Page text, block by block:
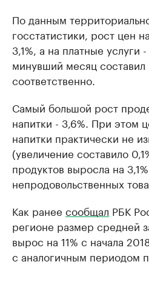
По данным
госстатистики, рост цен
3,1%, а на платные услуги
минувший месяц составил
соответственно.
Самый большой рост
напитки - 3,6%. При этом
напитки практически не
(увеличение составило
продуктов выросла на
непродовольственных
Как ранее сообщал РБК
регионе размер средней
вырос на 11% с начала
с аналогичным периодом